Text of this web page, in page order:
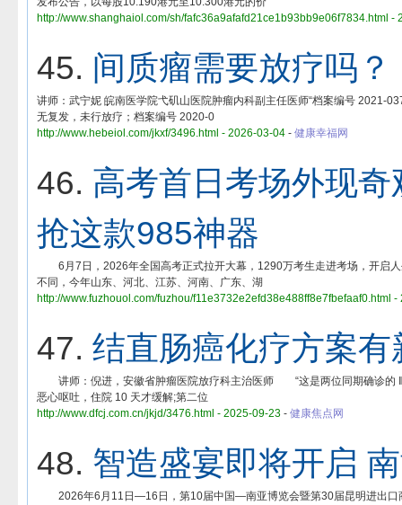
http://www.shanghaiol.com/sh/fafc36a9afafd21ce1b93bb9e06f7834.html -
45. 间质瘤需要放疗吗？
讲师：武宁妮 皖南医学院弋矶山医院肿瘤内科副主任医师“档案编号 2021-
无复发，未行放疗；档案编号 2020-0
http://www.hebeiol.com/jkxf/3496.html - 2026-03-04 - 健康幸福网
46. 高考首日考场外现
抢这款985神器
6月7日，2026年全国高考正式拉开大幕，1290万考生走进考场，开启人
不同，今年山东、河北、江苏、河南、广东、湖
http://www.fuzhouol.com/fuzhou/f11e3732e2efd38e488ff8e7fbefaaf0.html -
47. 结直肠癌化疗方案
讲师：倪进，安徽省肿瘤医院放疗科主治医师 “这是两位同期确诊的 Ⅲ
恶心呕吐，住院 10 天才缓解;第二位
http://www.dfcj.com.cn/jkjd/3476.html - 2025-09-23 - 健康焦点网
48. 智造盛宴即将开启
2026年6月11日—16日，第10届中国—南亚博览会暨第30届昆明进出口